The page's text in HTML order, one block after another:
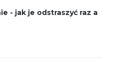
- jak je odstraszyć raz a